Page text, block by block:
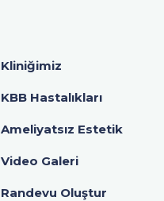
Kliniğimiz
KBB Hastalıkları
Ameliyatsız Estetik
Video Galeri
Randevu Oluştur